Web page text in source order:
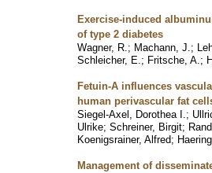
Exercise-induced
of type 2 diabetes
Wagner, R. ; Machann, J. ;
Schleicher, E. ; Fritsche, A. ;
Fetuin-A influences
human perivascular fat
Siegel-Axel, Dorothea I. ;
Ulrike; Schreiner, Birgit;
Koenigsrainer, Alfred;
Management of